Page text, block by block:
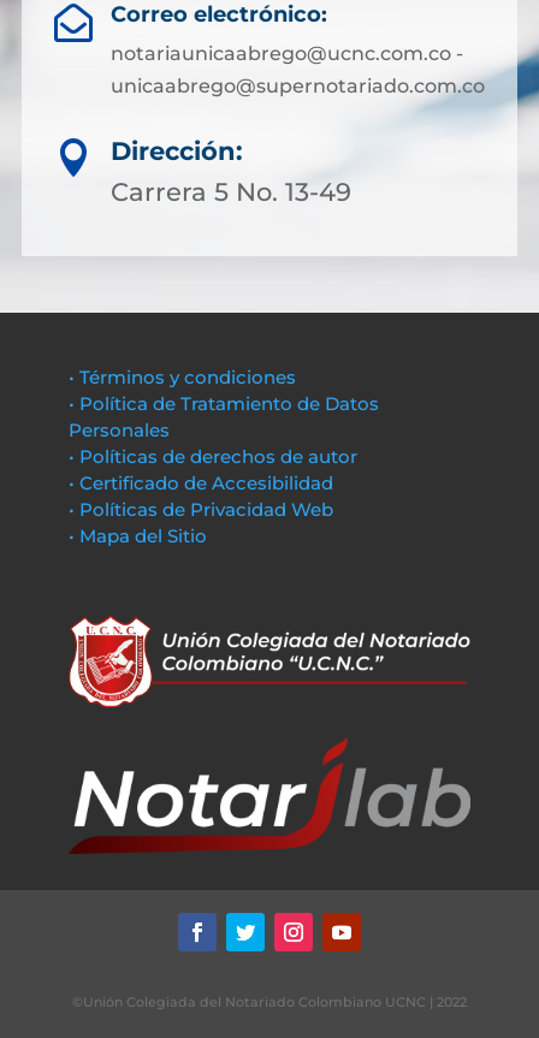
 Correo electrónico:
notariaunicaabrego@ucnc.com.co -
unicaabrego@supernotariado.com.co

Dirección:
Carrera 5 No. 13-49
• Términos y condiciones
• Política de Tratamiento de Datos
Personales
• Políticas de derechos de autor
• Certificado de Accesibilidad
• Políticas de Privacidad Web
• Mapa del Sitio
©Unión Colegiada del Notariado Colombiano UCNC | 2022